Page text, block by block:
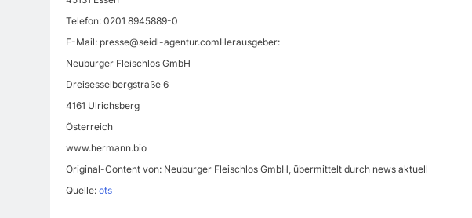
Telefon: 0201 8945889-0
E-Mail: presse@seidl-agentur.comHerausgeber:
Neuburger Fleischlos GmbH
Dreisesselbergstraße 6
4161 Ulrichsberg
Österreich
www.hermann.bio
Original-Content von: Neuburger Fleischlos GmbH, übermittelt durch news aktuell
Quelle: ots